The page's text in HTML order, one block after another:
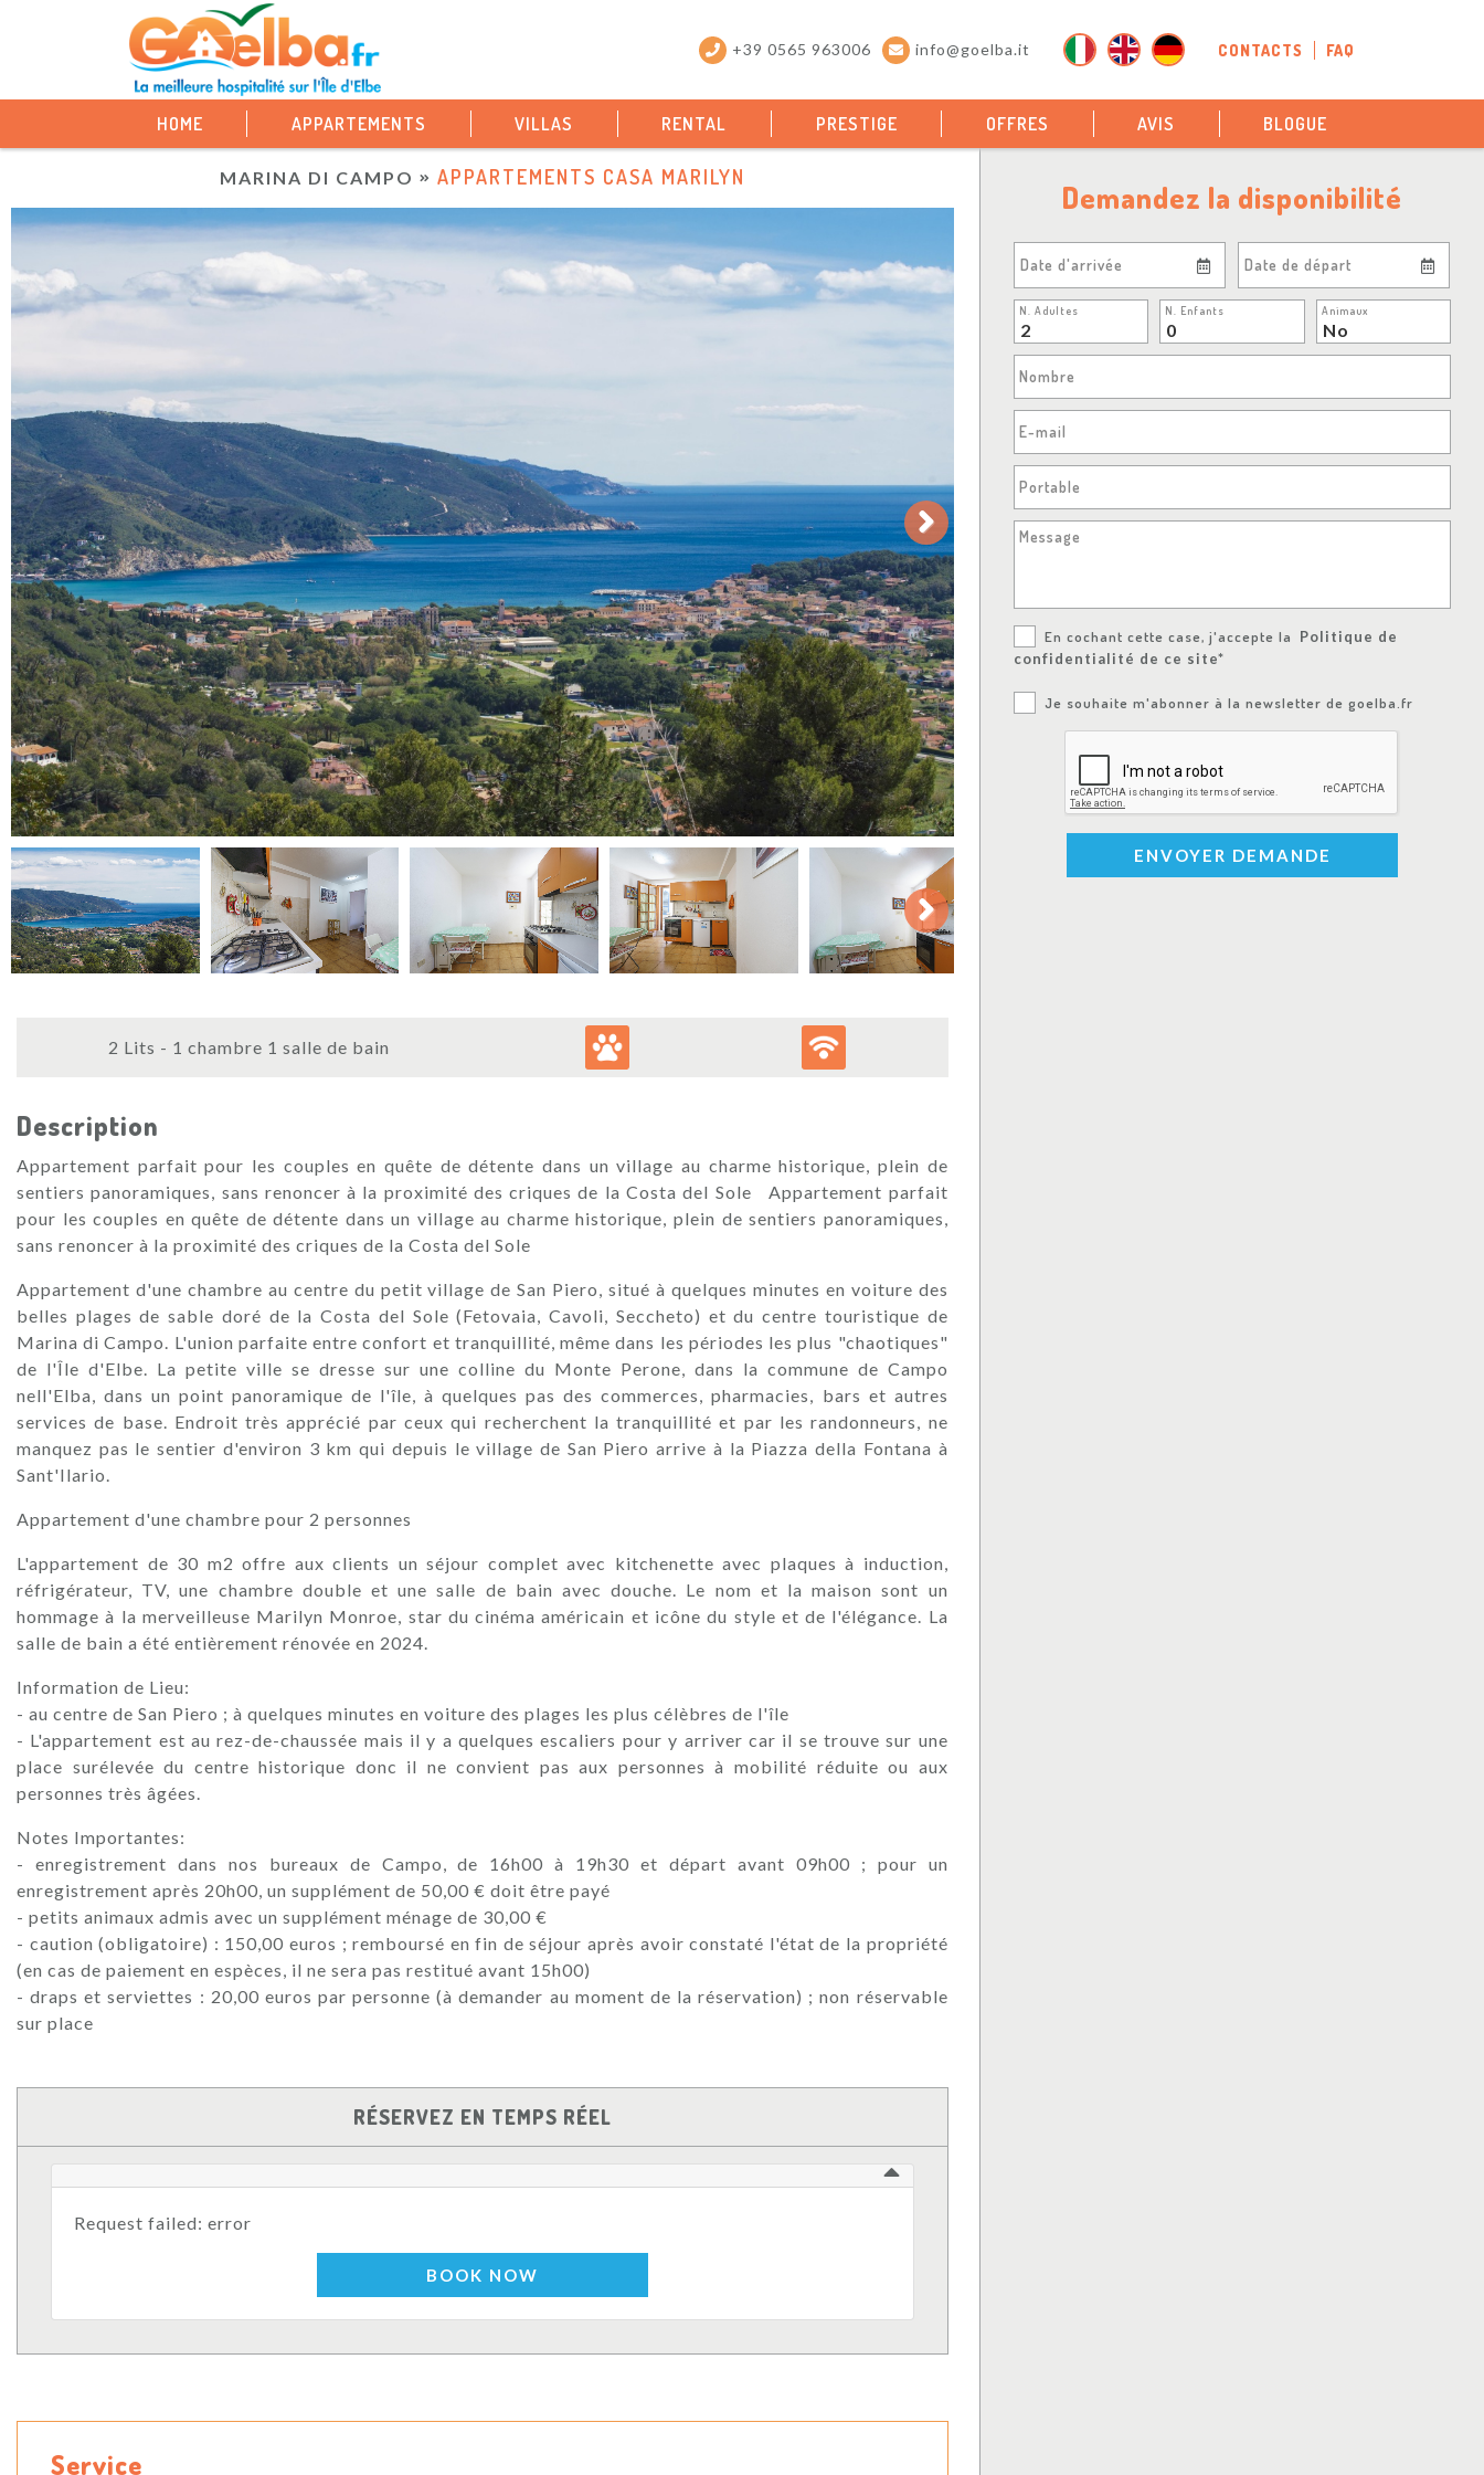
+39 0565 963006 info@goelba.it CONTACTS FAQ
HOME APPARTEMENTS VILLAS RENTAL PRESTIGE OFFRES AVIS BLOGUE
MARINA DI CAMPO APPARTEMENTS CASA MARILYN
Next
Next
2 Lits - 1 chambre 1 salle de bain
Description
Appartement parfait pour les couples en quête de détente dans un village au charme historique, plein de
sentiers panoramiques, sans renoncer à la proximité des criques de la Costa del Sole Appartement parfait
pour les couples en quête de détente dans un village au charme historique, plein de sentiers panoramiques,
sans renoncer à la proximité des criques de la Costa del Sole
Appartement d'une chambre au centre du petit village de San Piero, situé à quelques minutes en voiture des
belles plages de sable doré de la Costa del Sole (Fetovaia, Cavoli, Seccheto) et du centre touristique de
Marina di Campo. L'union parfaite entre confort et tranquillité, même dans les périodes les plus "chaotiques"
de l'Île d'Elbe. La petite ville se dresse sur une colline du Monte Perone, dans la commune de Campo
nell'Elba, dans un point panoramique de l'île, à quelques pas des commerces, pharmacies, bars et autres
services de base. Endroit très apprécié par ceux qui recherchent la tranquillité et par les randonneurs, ne
manquez pas le sentier d'environ 3 km qui depuis le village de San Piero arrive à la Piazza della Fontana à
Sant'Ilario.
Appartement d'une chambre pour 2 personnes
L'appartement de 30 m2 offre aux clients un séjour complet avec kitchenette avec plaques à induction,
réfrigérateur, TV, une chambre double et une salle de bain avec douche. Le nom et la maison sont un
hommage à la merveilleuse Marilyn Monroe, star du cinéma américain et icône du style et de l'élégance. La
salle de bain a été entièrement rénovée en 2024.
Information de Lieu:
- au centre de San Piero ; à quelques minutes en voiture des plages les plus célèbres de l'île
- L'appartement est au rez-de-chaussée mais il y a quelques escaliers pour y arriver car il se trouve sur une
place surélevée du centre historique donc il ne convient pas aux personnes à mobilité réduite ou aux
personnes très âgées.
Notes Importantes:
- enregistrement dans nos bureaux de Campo, de 16h00 à 19h30 et départ avant 09h00 ; pour un
enregistrement après 20h00, un supplément de 50,00 € doit être payé
- petits animaux admis avec un supplément ménage de 30,00 €
- caution (obligatoire) : 150,00 euros ; remboursé en fin de séjour après avoir constaté l'état de la propriété
(en cas de paiement en espèces, il ne sera pas restitué avant 15h00)
- draps et serviettes : 20,00 euros par personne (à demander au moment de la réservation) ; non réservable
sur place
RÉSERVEZ EN TEMPS RÉEL
Request failed: error
BOOK NOW
Service
Demandez la disponibilité
Date d'arrivée Date de départ
N. Adultes N. Enfants Animaux
Nombre
E-mail
Portable
Message
En cochant cette case, j'accepte la
Politique de
confidentialité de ce site*
Je souhaite m'abonner à la newsletter de goelba.fr
ENVOYER DEMANDE